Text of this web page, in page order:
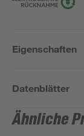
Eigenschaften
Datenblätter
Ähnliche